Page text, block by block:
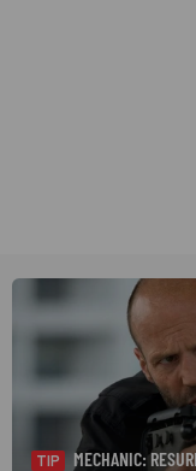
TIP
MECHANIC: